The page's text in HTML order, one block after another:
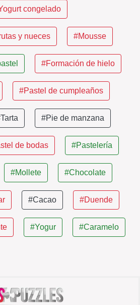
congelado
y nueces #Mousse
#Formación de hielo
#Pastel de cumpleaños
#Pie de manzana
de bodas #Pastelería
#Mollete #Chocolate
#Cacao #Duende
#Yogur #Caramelo